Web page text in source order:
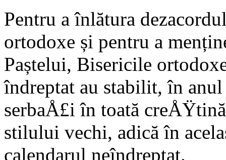
Pentru a înlătura
ortodoxe și pentru a
Paștelui, Bisericile
îndreptat au stabilit, în
serbaÅ£i în toată
stilului vechi, adică în
calendarul neîndreptat.